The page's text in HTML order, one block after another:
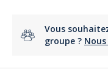
Vous
groupe ?